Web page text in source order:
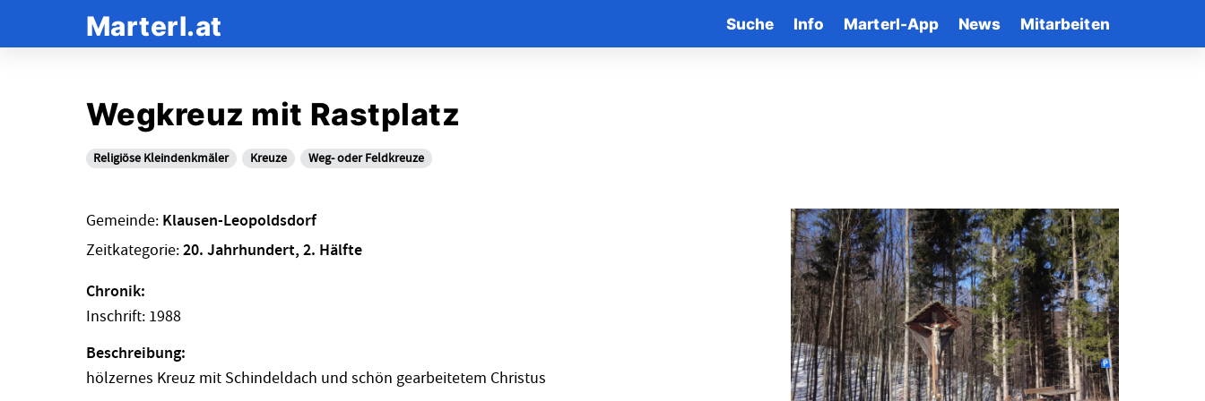
Marterl.at Suche Info Marterl-App News Mitarbeiten
Wegkreuz mit Rastplatz
Religiöse Kleindenkmäler Kreuze Weg- oder Feldkreuze
Gemeinde: Klausen-Leopoldsdorf
Zeitkategorie:20. Jahrhundert, 2. Hälfte
Chronik:
Inschrift: 1988
Beschreibung:
hölzernes Kreuz mit Schindeldach und schön gearbeitetem Christus